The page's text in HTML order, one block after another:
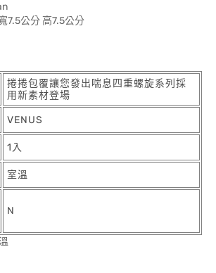
7.5公分 高7.5公分
捲捲包覆讓您發出喘息四重螺旋系列採
用新素材登場
VENUS
1入
室溫
N